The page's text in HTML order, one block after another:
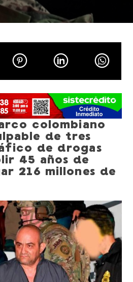
colombiano
de tres
de drogas
45 años de
216 millones de